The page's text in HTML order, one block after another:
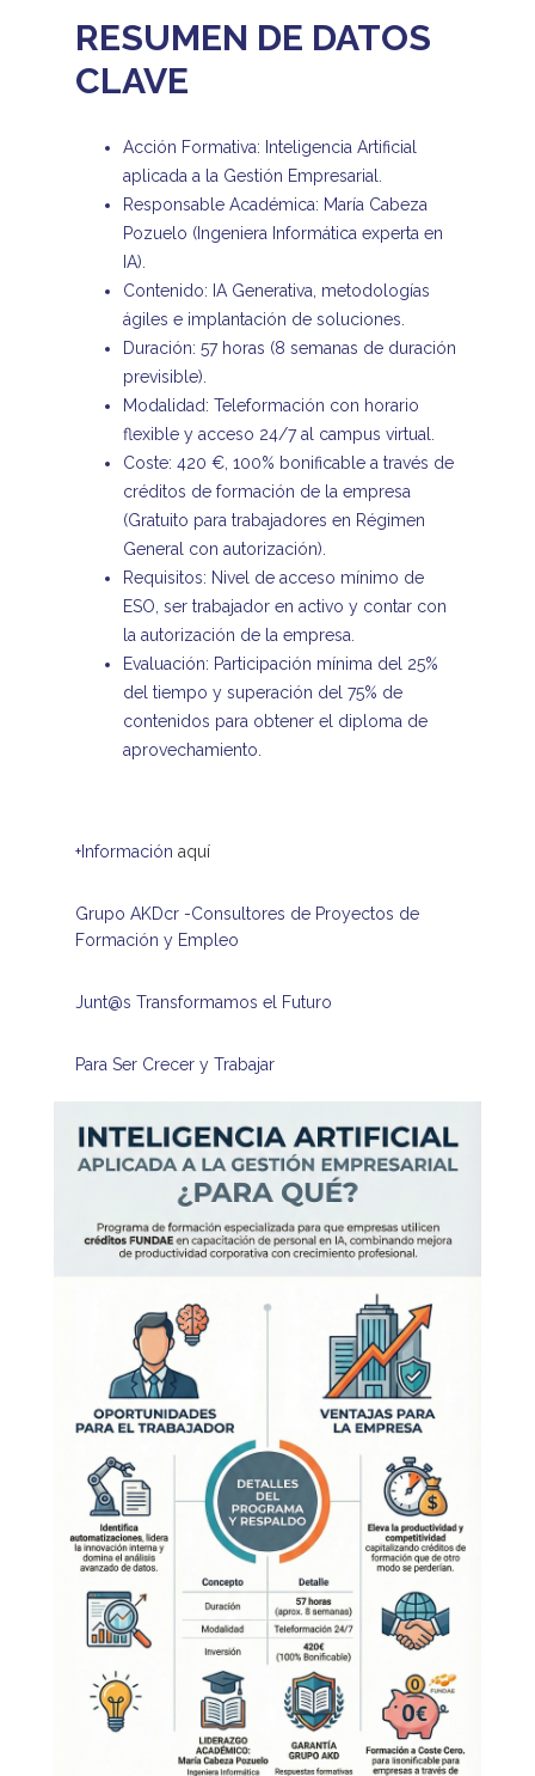
RESUMEN DE DATOS
CLAVE
Acción Formativa: Inteligencia Artificial
aplicada a la Gestión Empresarial.
Responsable Académica: María Cabeza
Pozuelo (Ingeniera Informática experta en
IA).
Contenido: IA Generativa, metodologías
ágiles e implantación de soluciones.
Duración: 57 horas (8 semanas de duración
previsible).
Modalidad: Teleformación con horario
flexible y acceso 24/7 al campus virtual.
Coste: 420 €, 100% bonificable a través de
créditos de formación de la empresa
(Gratuito para trabajadores en Régimen
General con autorización).
Requisitos: Nivel de acceso mínimo de
ESO, ser trabajador en activo y contar con
la autorización de la empresa.
Evaluación: Participación mínima del 25%
del tiempo y superación del 75% de
contenidos para obtener el diploma de
aprovechamiento.
+Información aquí
Grupo AKDcr -Consultores de Proyectos de
Formación y Empleo
Junt@s Transformamos el Futuro
Para Ser Crecer y Trabajar